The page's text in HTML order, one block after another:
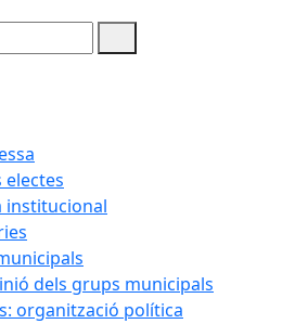
electes
institucional
dels grups municipals
organització política